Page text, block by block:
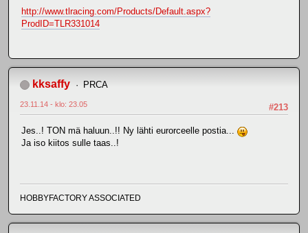
http://www.tlracing.com/Products/Default.aspx?
ProdID=TLR331014
kksaffy PRCA
#213
23.11.14 - klo: 23.05
Jes..! TON mä haluun..!! Ny lähti eurorceelle postia...
Ja iso kiitos sulle taas..!
HOBBYFACTORY ASSOCIATED